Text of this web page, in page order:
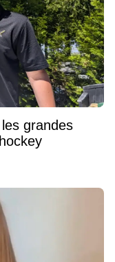
grandes